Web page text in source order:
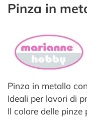
Pinza in
Pinza in metallo
Ideali per lavori di
Il colore delle pinze